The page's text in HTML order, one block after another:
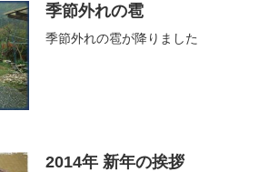
季節外れの雹
季節外れの雹が降りました
2014年 新年の挨拶